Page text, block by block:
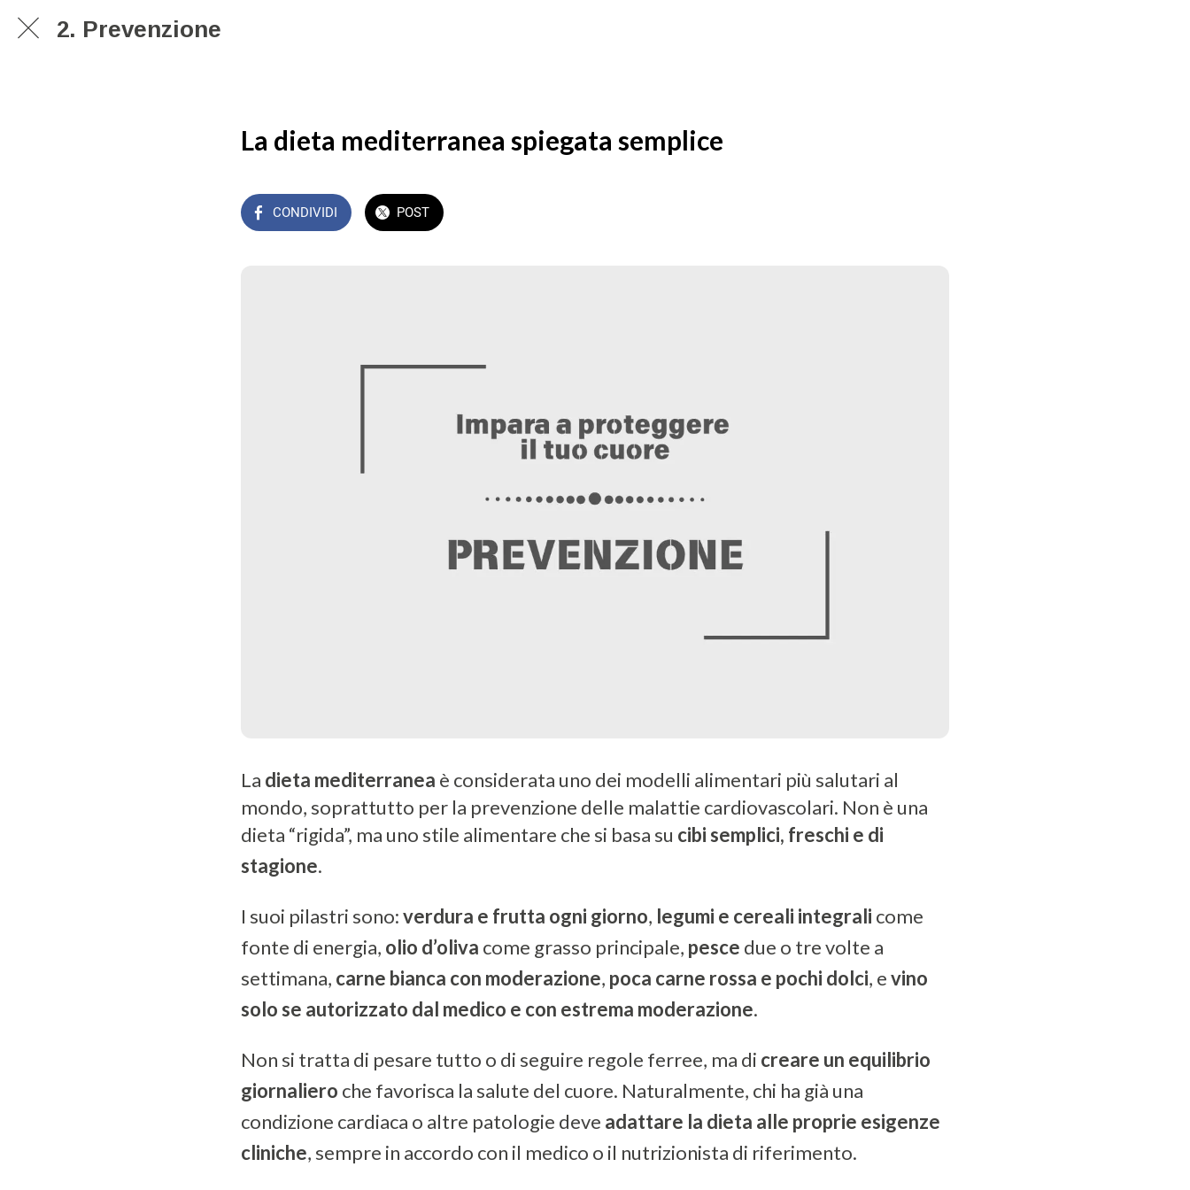
2. Prevenzione
La dieta mediterranea spiegata semplice
CONDIVIDI POST
La dieta mediterranea è considerata uno dei modelli alimentari più salutari al
mondo, soprattutto per la prevenzione delle malattie cardiovascolari. Non è una
dieta “rigida”, ma uno stile alimentare che si basa su cibi semplici, freschi e di
stagione.
I suoi pilastri sono:verdura e frutta ogni giorno, legumi e cereali integrali come
fonte di energia, olio d’oliva come grasso principale, pesce due o tre volte a
settimana, carne bianca con moderazione, poca carne rossa e pochi dolci, evino
solo se autorizzato dal medico e con estrema moderazione.
Non si tratta di pesare tutto o di seguire regole ferree, ma di creare un equilibrio
giornaliero che favorisca la salute del cuore. Naturalmente, chi ha già una
condizione cardiaca o altre patologie deve adattare la dieta alle proprie esigenze
cliniche, sempre in accordo con il medico o il nutrizionista di riferimento.